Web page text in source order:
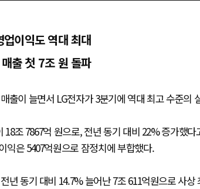
이익도 역대 최대
출 첫 7조 원 돌파
출이 늘면서 LG전자가 3분기에 역대 최고 수준의
18조 7867억 원으로, 전년 동기 대비 22% 증가했
익은 5407억원으로 잠정치에 부합했다.
년 동기 대비 14.7% 늘어난 7조 611억원으로 사